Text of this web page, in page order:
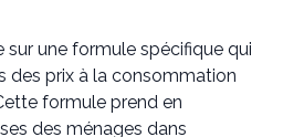
sur une formule spécifique qui
des prix à la consommation
formule prend en
des ménages dans